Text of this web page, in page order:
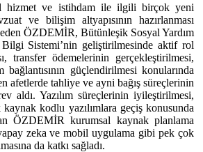
hizmet ve istihdam ile ilgili birçok yeni
ve bilişim altyapısının hazırlanması
eden ÖZDEMİR, Bütünleşik Sosyal Yardım
Sistemi’nin geliştirilmesinde aktif rol
transfer ödemelerinin gerçekleştirilmesi,
bağlantısının güçlendirilmesi konularında
afetlerde tahliye ve ayni bağış süreçlerinin
aldı. Yazılım süreçlerinin iyileştirilmesi,
kodlu yazılımlara geçiş konusunda
ÖZDEMİR kurumsal kaynak planlama
yapay zeka ve mobil uygulama gibi pek çok
da katkı sağladı.